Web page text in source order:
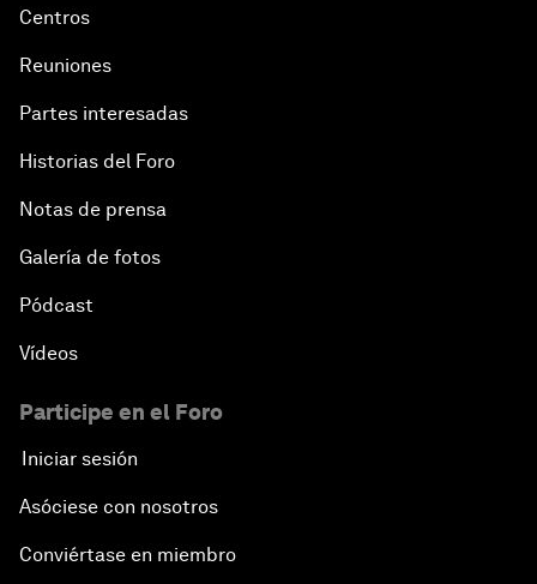
Centros
Reuniones
Partes interesadas
Historias del Foro
Notas de prensa
Galería de fotos
Pódcast
Vídeos
Participe en el Foro
Iniciar sesión
Asóciese con nosotros
Conviértase en miembro